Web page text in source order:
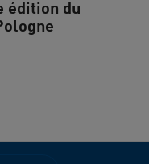
édition du